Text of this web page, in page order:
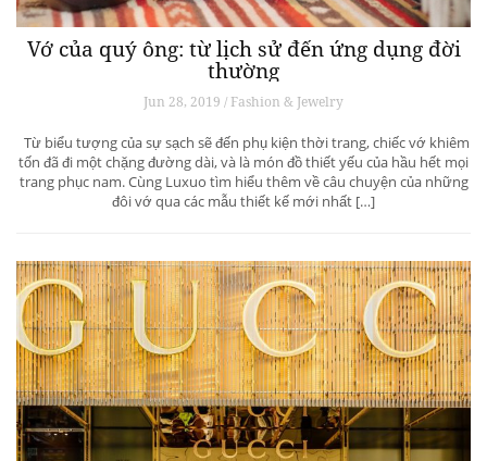
Vớ của quý ông: từ lịch sử đến ứng dụng đời
thường
Jun 28, 2019 / Fashion & Jewelry
Từ biểu tượng của sự sạch sẽ đến phụ kiện thời trang, chiếc vớ khiêm
tốn đã đi một chặng đường dài, và là món đồ thiết yếu của hầu hết mọi
trang phục nam. Cùng Luxuo tìm hiểu thêm về câu chuyện của những
đôi vớ qua các mẫu thiết kế mới nhất […]